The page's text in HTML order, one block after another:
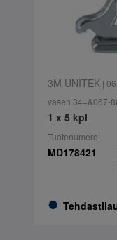
3M UNITEK|
vasen 34+&067-
1 x 5 kpl
Tuotenumero:
MD178421